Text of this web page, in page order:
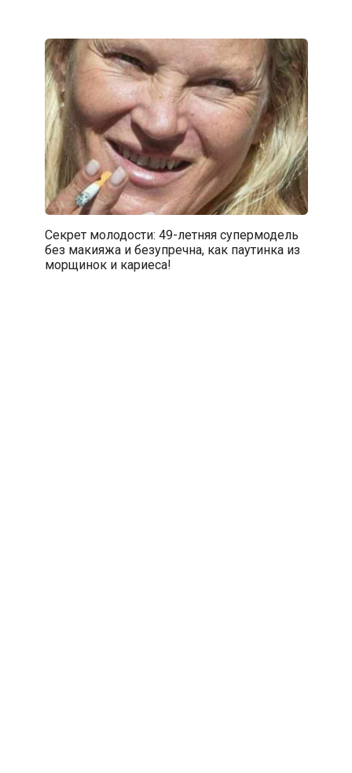
Секрет молодости: 49-летняя супермодель
без макияжа и безупречна, как паутинка из
морщинок и кариеса!